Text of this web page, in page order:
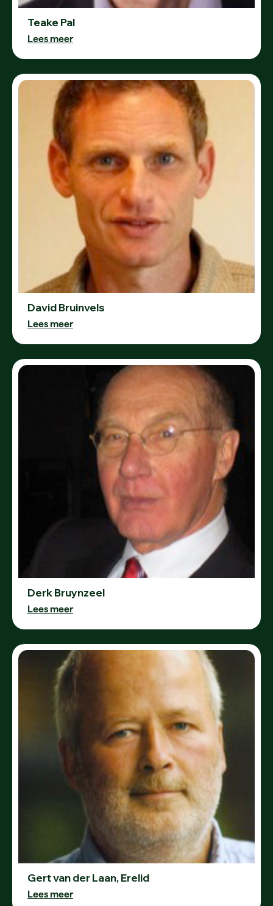
Teake Pal
Lees meer
David Bruinvels
Lees meer
Derk Bruynzeel
Lees meer
Gert van der Laan, Erelid
Lees meer